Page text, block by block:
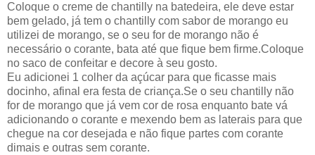
Coloque o creme de chantilly na batedeira, ele deve estar
bem gelado, já tem o chantilly com sabor de morango eu
utilizei de morango, se o seu for de morango não é
necessário o corante, bata até que fique bem firme.Coloque
no saco de confeitar e decore à seu gosto.
Eu adicionei 1 colher da açúcar para que ficasse mais
docinho, afinal era festa de criança.Se o seu chantilly não
for de morango que já vem cor de rosa enquanto bate vá
adicionando o corante e mexendo bem as laterais para que
chegue na cor desejada e não fique partes com corante
dimais e outras sem corante.